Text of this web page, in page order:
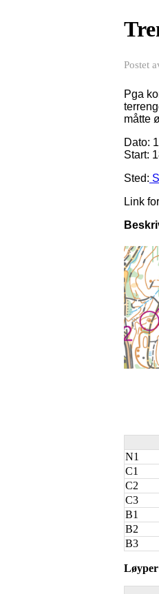
Postet
Pga
måtte
Dato:
Start:
Sted:
Link
N1
C1
C2
C3
B1
B2
B3
Løyper